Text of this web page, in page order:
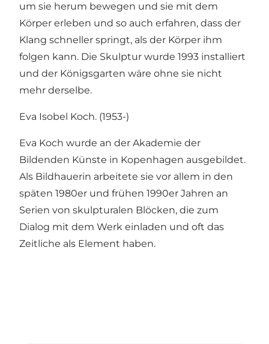
um sie herum bewegen und sie mit dem
Körper erleben und so auch erfahren, dass der
Klang schneller springt, als der Körper ihm
folgen kann. Die Skulptur wurde 1993 installiert
und der Königsgarten wäre ohne sie nicht
mehr derselbe.
Eva Isobel Koch. (1953-)
Eva Koch wurde an der Akademie der
Bildenden Künste in Kopenhagen ausgebildet.
Als Bildhauerin arbeitete sie vor allem in den
späten 1980er und frühen 1990er Jahren an
Serien von skulpturalen Blöcken, die zum
Dialog mit dem Werk einladen und oft das
Zeitliche als Element haben.